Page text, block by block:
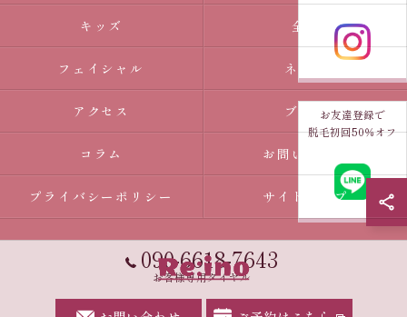
お友達登録で
脱毛初回50％オフ
090-6618-7643
お客様専用ダイヤル
キッズ 全身
フェイシャル ネイル
アクセス ブログ
コラム お問い合わせ
プライバシーポリシー サイトマップ